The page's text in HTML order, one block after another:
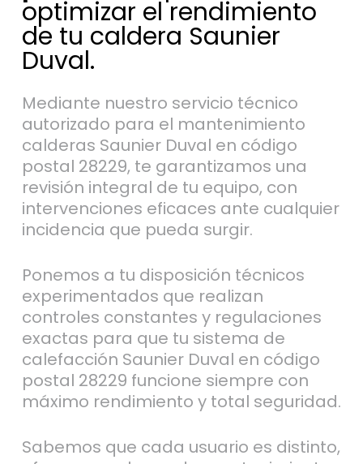
optimizar el rendimiento
de tu caldera Saunier
Duval.
Mediante nuestro servicio técnico
autorizado para el mantenimiento
calderas Saunier Duval en código
postal 28229, te garantizamos una
revisión integral de tu equipo, con
intervenciones eficaces ante cualquier
incidencia que pueda surgir.
Ponemos a tu disposición técnicos
experimentados que realizan
controles constantes y regulaciones
exactas para que tu sistema de
calefacción Saunier Duval en código
postal 28229 funcione siempre con
máximo rendimiento y total seguridad.
Sabemos que cada usuario es distinto,